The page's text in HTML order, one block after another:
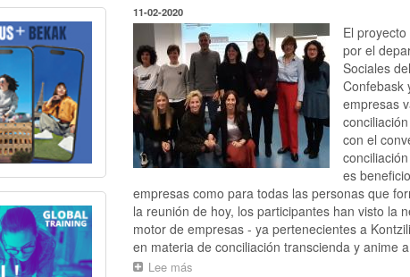
empresas
como
del
autónomos
en
Euskadi,
en
línea
con
que
ocurre
siempre
en
enero
11-02-2020
El
por el
Sociales
Confebask
empresas
con el
es
empresas como para todas las personas que
la reunión de hoy, los participantes han visto la
motor de empresas - ya pertenecientes a
en materia de conciliación transcienda y anime
Lee mássobre